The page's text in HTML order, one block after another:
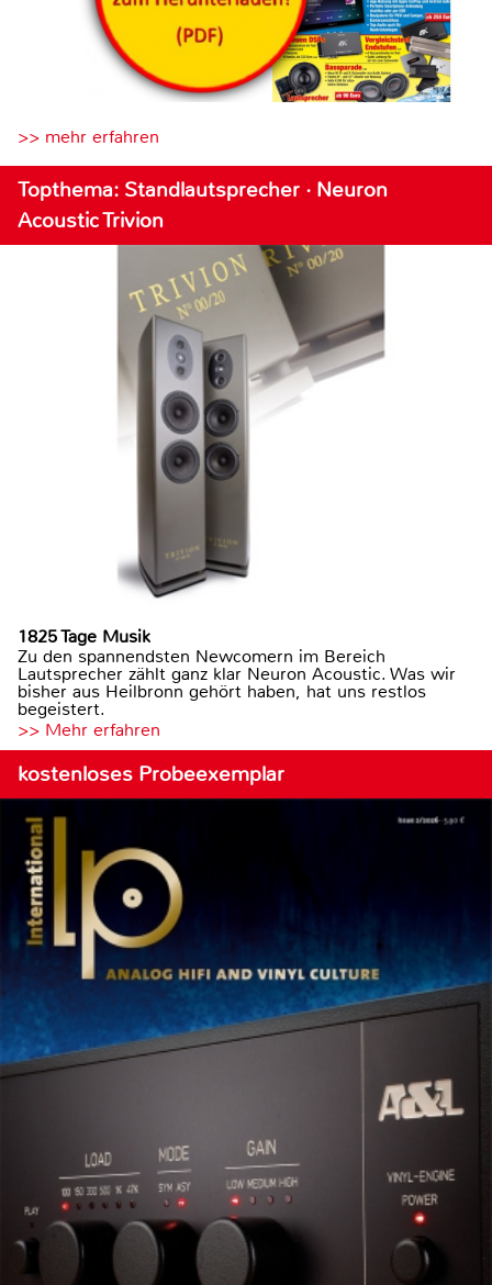
>> mehr erfahren
Topthema: Standlautsprecher · Neuron
Acoustic Trivion
1825 Tage Musik
Zu den spannendsten Newcomern im Bereich
Lautsprecher zählt ganz klar Neuron Acoustic. Was wir
bisher aus Heilbronn gehört haben, hat uns restlos
begeistert.
>> Mehr erfahren
kostenloses Probeexemplar